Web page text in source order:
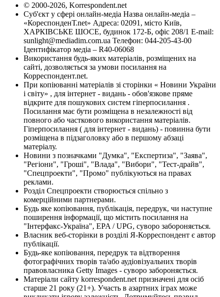
© 2000-2026, Korrespondent.net
Суб'єкт у сфері онлайн-медіа Назва онлайн-медіа –
«КореспонденТ.net» Адреса: 02091, місто Київ,
ХАРКІВСЬКЕ ШОСЕ, будинок 172-Б, офіс 208/1 E-mail:
sunlight@mediadim.com.ua Телефон: 044-205-43-00
Ідентифікатор медіа – R40-06068
Використання будь-яких матеріалів, розміщених на
сайті, дозволяється за умови посилання на
Корреспондент.net.
При копіюванні матеріалів зі сторінки « Новини України
і світу» , для інтернет - видань - обов'язкове пряме
відкрите для пошукових систем гіперпосилання .
Посилання має бути розміщена в незалежності від
повного або часткового використання матеріалів.
Гіперпосилання ( для інтернет - видань) - повинна бути
розміщена в підзаголовку або в першому абзаці
матеріалу.
Новини з позначками "Думка", "Експертиза", "Заява",
"Регіони", "Гроші", "Влада", "Вибори", "Тест-драйв",
"Спецпроекти", "Промо" публікуються на правах
реклами.
Розділ Спецпроекти створюється спільно з
комерційними партнерами.
Будь яке копіювання, публікація, передрук, чи наступне
поширення інформації, що містить посилання на
"Інтерфакс-Україна", EPA / UPG, суворо забороняється.
Власник веб-сторінки в розділі Я-Корреспондент є автор
публікації.
Будь-яке копіювання, передрук та відтворення
фотографічних творів та/або аудіовізуальних творів
правовласника Getty Images - суворо забороняється.
Матеріали сайту korrespondent.net призначені для осіб
старше 21 року (21+). Участь в азартних іграх може